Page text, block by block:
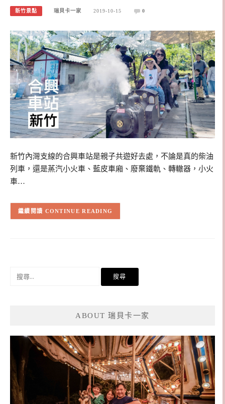
新竹景點 瑞貝卡一家 2019-10-15 0
新竹內灣支線的合興車站是親子共遊好去處，不論是真的柴油
列車，還是蒸汽小火車、藍皮車廂、廢棄鐵軌、轉轍器，小火
車…
CONTINUE READING
ABOUT 瑞貝卡一家